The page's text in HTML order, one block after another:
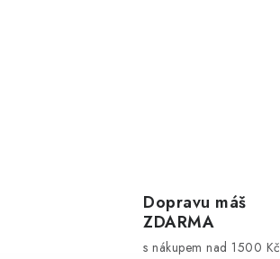
Dopravu máš
ZDARMA
s nákupem nad 1500 Kč